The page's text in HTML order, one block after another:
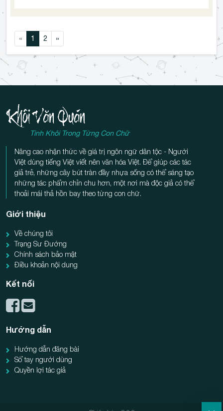
« 1 2 »
Tinh Khôi Trong Từng Con Chữ
Nâng cao nhận thức về giá trị ngôn ngữ dân tộc - Người
Việt dùng tiếng Việt viết nên văn hóa Việt. Để giúp các tác
giả trẻ, những cây bút tràn đầy nhựa sống có thể sáng tạo
những tác phẩm chỉn chu hơn, một nơi mà độc giả có thể
thoải mái thả hồn bay theo từng con chữ.
Giới thiệu
Về chúng tôi
Trạng Sư Đường
Chính sách bảo mật
Điều khoản nội dung
Kết nối
Hướng dẫn
Hướng dẫn đăng bài
Sổ tay người dùng
Quyền lợi tác giả